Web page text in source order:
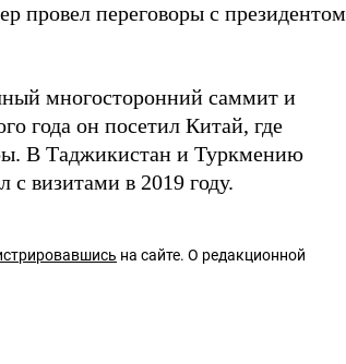
провел переговоры с президентом
многосторонний саммит и
года он посетил Китай, где
В Таджикистан и Туркмению
визитами в 2019 году.
на сайте. О редакционной